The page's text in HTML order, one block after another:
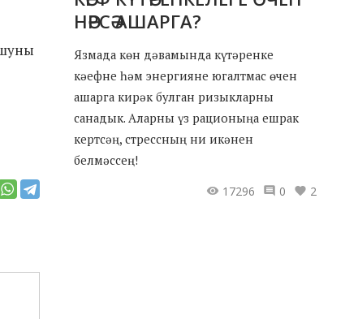
НӘРСӘ АШАРГА?
Язмада көн дәвамында күтәренке
кәефне һәм энергияне югалтмас өчен
ашарга кирәк булган ризыкларны
санадык. Аларны үз рационыңа ешрак
кертсәң, стрессның ни икәнен
белмәссең!
17296
0 2